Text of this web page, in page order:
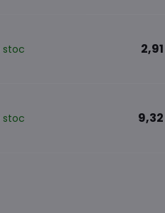
stoc
stoc 9,32